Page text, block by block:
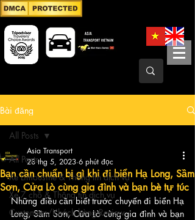
Bài đăng
All Posts
Xe Limousine & Thông tin dịch vụ
Xe 7 chỗ & Thông tin dịch vụ
Customers/Khách hàng Review
All Posts
Bạn cần chuẩn bị gì khi đi biển Hạ Long, Sầm
Sơn, Cửa Lò cùng gia đình và bạn bè tự túc
Asia Transport
28 thg 5, 2023 6 phút đọc
Những điều cần biết trước chuyến đi biển Hạ
Long, Sầm Sơn, Cửa Lò cùng gia đình và bạn